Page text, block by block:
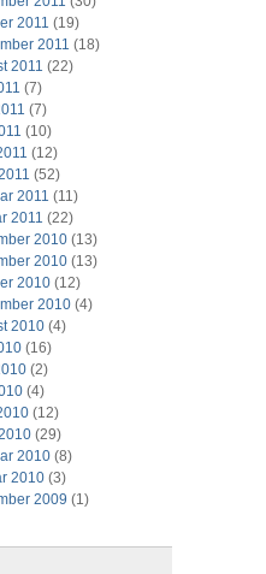
2011 (19)
2011 (18)
2011 (22)
(7)
(7)
(10)
(12)
(52)
2011 (11)
2011 (22)
2010(13)
2010(13)
2010(12)
2010(4)
2010(4)
(16)
(2)
(4)
(12)
(29)
2010(8)
2010(3)
2009 (1)